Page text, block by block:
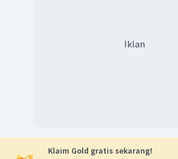
Iklan
Klaim Gold gratis sekarang!